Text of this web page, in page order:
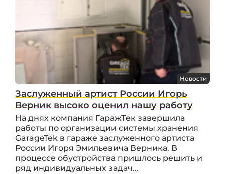
Новости
Заслуженный артист России Игорь
Верник высоко оценил нашу работу
На днях компания ГаражТек завершила
работы по организации системы хранения
GarageTek в гараже заслуженного артиста
России Игоря Эмильевича Верника. В
процессе обустройства пришлось решить и
ряд индивидуальных задач...